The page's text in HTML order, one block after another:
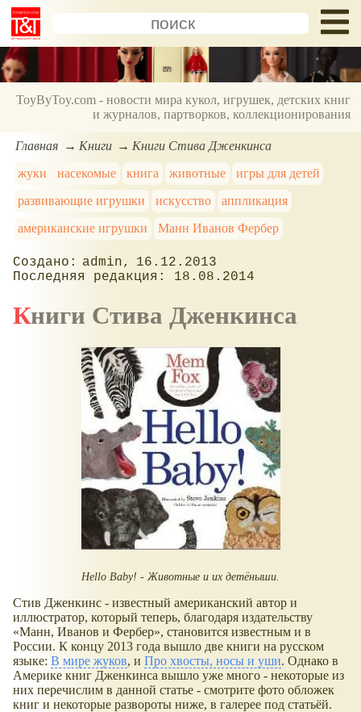
ToyByToy.com - новости мира кукол, игрушек, детских книг
и журналов, партворков, коллекционирования
Главная Книги
Книги Стива Дженкинса
жуки
насекомые книга животные
игры для детей
развивающие игрушки
искусство
аппликация
американские игрушки
Манн Иванов Фербер
admin
16.12.2013
18.08.2014
Книги Стива Дженкинса
Hello Baby! - Животные и их детёныши.
Стив Дженкинс - известный американский автор и
иллюстратор, который теперь, благодаря издательству
Манн, Иванов и Фербер , становится известным и в
России. К концу 2013 года вышло две книги на русском
языке: В мире жуков, и Про хвосты, носы и уши. Однако в
Америке книг Дженкинса вышло уже много - некоторые из
них перечислим в данной статье - смотрите фото обложек
книг и некоторые развороты ниже, в галерее под статьёй.